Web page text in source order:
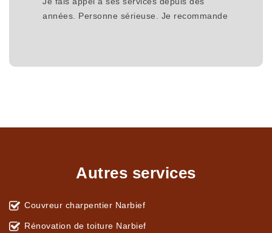
années. Personne sérieuse. Je recommande
Autres services
Couvreur charpentier Narbief
Rénovation de toiture Narbief